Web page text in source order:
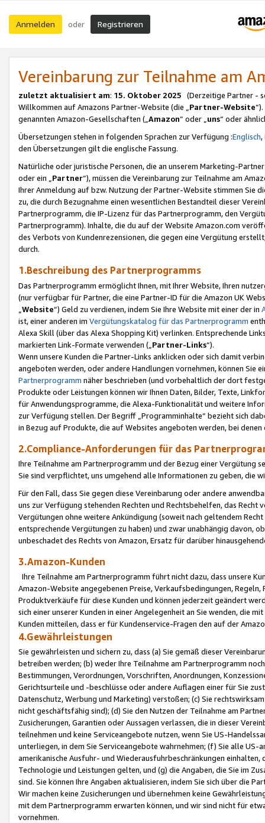
Anmelden oder Registrieren
Vereinbarung zur Teilnahme am
zuletzt aktualisiert am: 15. Oktober 2025 (Derzeitige Partner -
Willkommen auf Amazons Partner-Website (die „Partner-Website
genannten Amazon-Gesellschaften („Amazon“ oder „uns“ oder
Übersetzungen stehen in folgenden Sprachen zur Verfügung :Englisch,
den Übersetzungen gilt die englische Fassung.
Natürliche oder juristische Personen, die an unserem Marketing-
oder ein „Partner“), müssen die Vereinbarung zur Teilnahme am
Ihrer Anmeldung auf bzw. Nutzung der Partner-Website stimmen Sie
zu, die durch Bezugnahme einen wesentlichen Bestandteil dieser
Partnerprogramm, die IP-Lizenz für das Partnerprogramm, den
Partnerprogramm). Inhalte, die du auf der Website Amazon.com
des Verbots von Kundenrezensionen, die gegen eine Vergütung
durch.
1.Beschreibung des Partnerprogramms
Das Partnerprogramm ermöglicht Ihnen, mit Ihrer Website, Ihren
(nur verfügbar für Partner, die eine Partner-ID für die Amazon UK
Website“) Geld zu verdienen, indem Sie Ihre Website mit einer der in
ist, einer anderen im Vergütungskatalog für das Partnerprogramm
Alexa Skill (über das Alexa Shopping Kit) verlinken. Entsprechende
markierten Link-Formate verwenden („ Partner-Links“).
Wenn unsere Kunden die Partner-Links anklicken oder sich damit
angeboten werden, oder andere Handlungen vornehmen, können Sie
Partnerprogramm näher beschrieben (und vorbehaltlich der dort
Produkte oder Leistungen können wir Ihnen Daten, Bilder, Texte,
für Anwendungsprogramme, die Alexa-Funktionalität und weitere
zur Verfügung stellen. Der Begriff „Programminhalte“ bezieht sich
in Bezug auf Produkte, die auf Websites angeboten werden, bei
2.Compliance-Anforderungen für das
Ihre Teilnahme am Partnerprogramm und der Bezug einer Vergütung
Sie sind verpflichtet, uns umgehend alle Informationen zu geben, die
Für den Fall, dass Sie gegen diese Vereinbarung oder andere
uns zur Verfügung stehenden Rechten und Rechtsbehelfen, das
Vergütungen ohne weitere Ankündigung (soweit nach geltendem
entsprechende Vergütungen zu haben) und zwar unabhängig davon,
unbeschadet des Rechts von Amazon, Ersatz für darüber
3.Amazon-Kunden
Ihre Teilnahme am Partnerprogramm führt nicht dazu, dass unsere
Amazon-Website angegebenen Preise, Verkaufsbedingungen,
Produktverkäufe für diese Kunden und können jederzeit geändert
sich einer unserer Kunden in einer Angelegenheit an Sie wenden, die
Kunden mitteilen, dass er für Kundenservice-Fragen den auf der
4.Gewährleistungen
Sie gewährleisten und sichern zu, dass (a) Sie gemäß dieser
betreiben werden; (b) weder Ihre Teilnahme am Partnerprogramm
Bestimmungen, Verordnungen, Vorschriften, Anordnungen,
Gerichtsurteile und -beschlüsse oder andere Auflagen einer für Sie
Datenschutz, Werbung und Marketing) verstoßen; (c) Sie
nicht geschäftsfähig sind); (d) Sie den Nutzen der Teilnahme am
Zusicherungen, Garantien oder Aussagen verlassen, die in dieser
teilnehmen und keine Serviceangebote nutzen, wenn Sie US-
unterliegen, in dem Sie Serviceangebote wahrnehmen; (f) Sie alle
amerikanische Ausfuhr- und Wiederausfuhrbeschränkungen
Technologie und Leistungen gelten, und (g) die Angaben, die Sie im
sind. Sie können Ihre Angaben aktualisieren, indem Sie sich über die
Wir machen keine Zusicherungen und übernehmen keine
mit dem Partnerprogramm erwarten können, und wir sind nicht für
vornehmen.